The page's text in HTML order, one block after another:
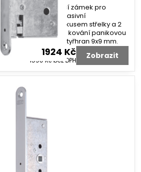
zadlabací zámek pro
1921 hluboký pro pasivní
čtyřhranem s protikusem střelky a 2
pro panikové kování panikovou
Dorn 65 mm. Čtyřhran 9x9 mm.
1924 Kč
1590 Kčbez DPH Zobrazit